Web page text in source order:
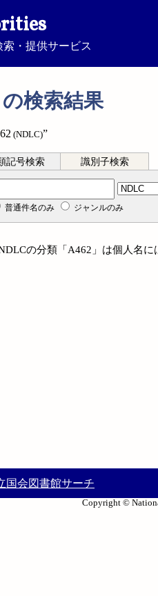
・提供サービス
検索結果
(NDLC)”
記号検索 識別子検索
普通件名のみ ジャンルのみ
の分類「A462」は個人名
国会図書館サーチ
Copyright ©